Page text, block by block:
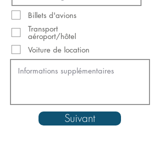
Billets d'avions
Transport
aéroport/hôtel
Voiture de location
Suivant